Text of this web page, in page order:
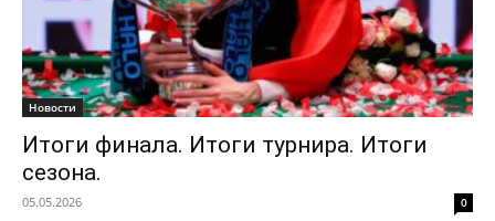
Новости
Итоги финала. Итоги турнира. Итоги
сезона.
05.05.2026 0